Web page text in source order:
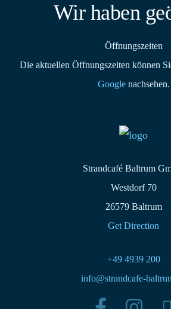
Wir haben
Öffnungszeiten
Die aktuellen Öffnungszeiten können
Googlenachsehen.
Strandcafé Baltrum
Westdorf 70
26579 Baltrum
Get Direction
+49 4939 200
info@strandcafe-